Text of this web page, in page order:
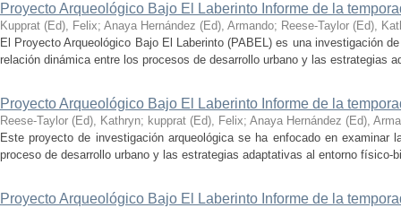
Proyecto Arqueológico Bajo El Laberinto Informe de la
Kupprat (Ed), Felix; Anaya Hernández (Ed), Armando; Reese-Taylor (Ed),
El Proyecto Arqueológico Bajo El Laberinto (PABEL) es una investigación
relación dinámica entre los procesos de desarrollo urbano y las estrategias
Proyecto Arqueológico Bajo El Laberinto Informe de la
Reese-Taylor (Ed), Kathryn; kupprat (Ed), Felix; Anaya Hernández (Ed),
Este proyecto de investigación arqueológica se ha enfocado en examinar
proceso de desarrollo urbano y las estrategias adaptativas al entorno físico-
Proyecto Arqueológico Bajo El Laberinto Informe de la